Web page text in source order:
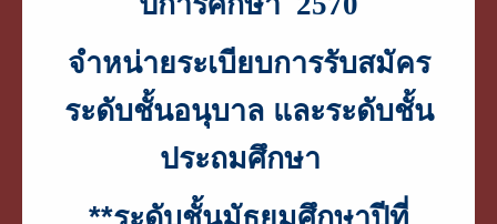
จำหน่ายระเบียบการรับสมัคร
ระดับชั้นอนุบาล และระดับชั้น
ประถมศึกษา
**ระดับชั้นมัธยมศึกษาปีที่